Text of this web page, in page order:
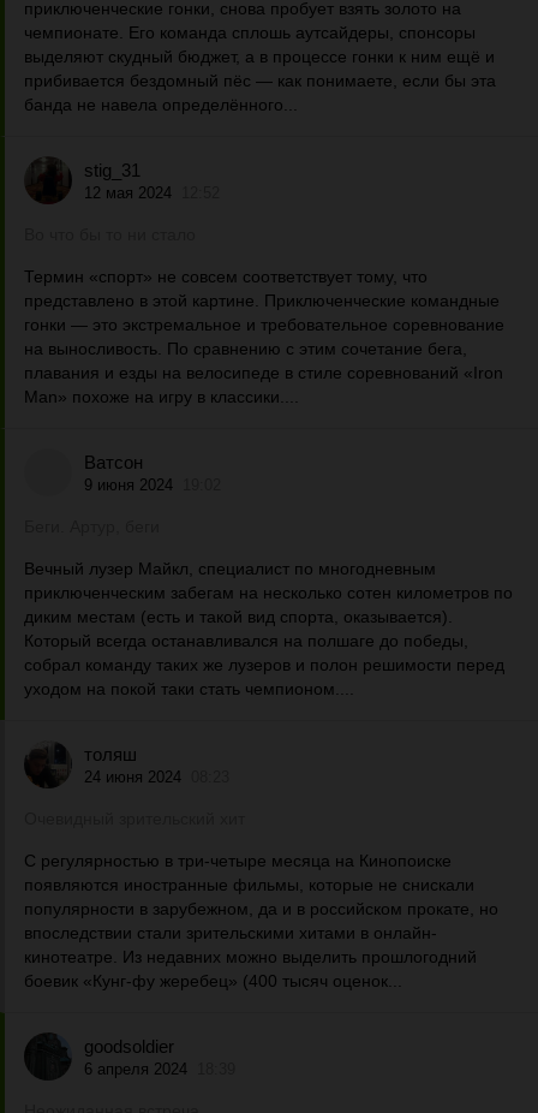
приключенческие гонки, снова пробует взять золото на
чемпионате. Его команда сплошь аутсайдеры, спонсоры
выделяют скудный бюджет, а в процессе гонки к ним ещё и
прибивается бездомный пёс — как понимаете, если бы эта
банда не навела определённого...
stig_31
12 мая 2024
Термин «спорт» не совсем соответствует тому, что
представлено в этой картине. Приключенческие командные
гонки — это экстремальное и требовательное соревнование
на выносливость. По сравнению с этим сочетание бега,
плавания и езды на велосипеде в стиле соревнований «Iron
Man» похоже на игру в классики....
Ватсон
9 июня 2024
Вечный лузер Майкл, специалист по многодневным
приключенческим забегам на несколько сотен километров по
диким местам (есть и такой вид спорта, оказывается).
Который всегда останавливался на полшаге до победы,
собрал команду таких же лузеров и полон решимости перед
уходом на покой таки стать чемпионом....
толяш
24 июня 2024
С регулярностью в три-четыре месяца на Кинопоиске
появляются иностранные фильмы, которые не снискали
популярности в зарубежном, да и в российском прокате, но
впоследствии стали зрительскими хитами в онлайн-
кинотеатре. Из недавних можно выделить прошлогодний
боевик «Кунг-фу жеребец» (400 тысяч оценок...
goodsoldier
6 апреля 2024